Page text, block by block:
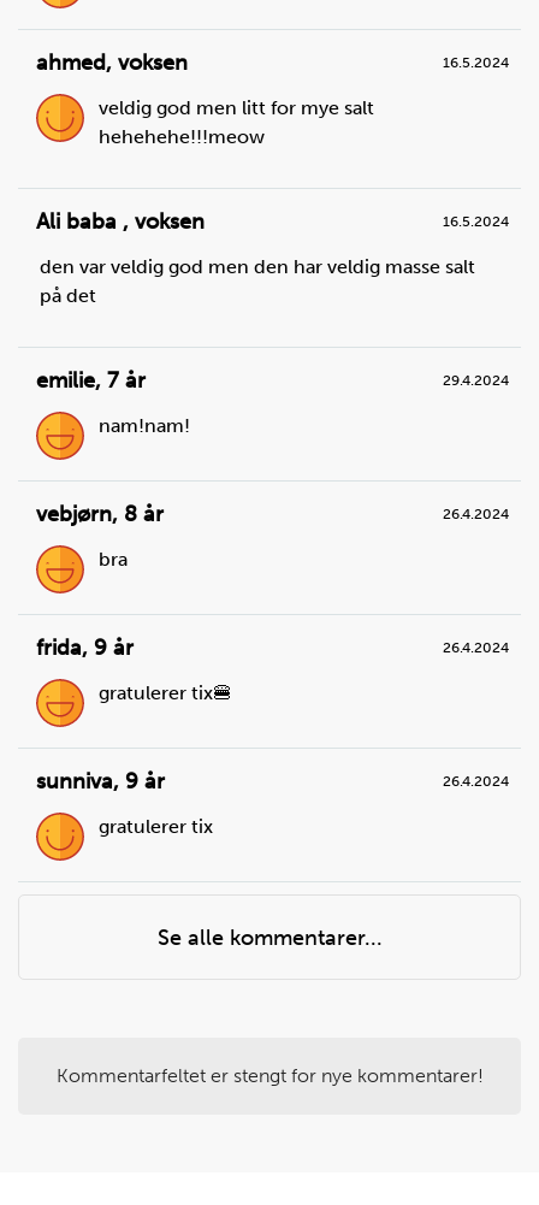
Nå skal du lage krem. Bruk håndmikseren til å vispe
Steg3
Når fløten er stiv og danner fine topper er den klar.
Steg
Mål opp den mengden grøt du trenger.
Du trenger
ahmed, voksen 16.5.2024
veldig god men litt for mye salt
hehehehe!!!meow
Ali baba , voksen 16.5.2024
den var veldig god men den har veldig masse salt
på det
emilie, 7 år 29.4.2024
nam!nam!
vebjørn, 8 år 26.4.2024
bra
frida, 9 år 26.4.2024
gratulerer tix🍔
sunniva, 9 år 26.4.2024
gratulerer tix
Se alle kommentarer...
Kommentarfeltet er stengt for nye kommentarer!